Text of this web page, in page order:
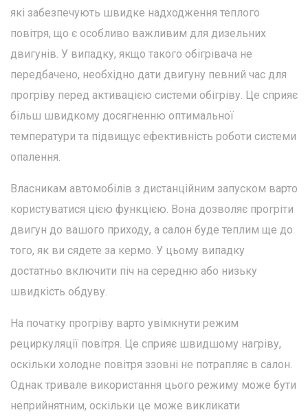
які забезпечують швидке надходження теплого
повітря, що є особливо важливим для дизельних
двигунів. У випадку, якщо такого обігрівача не
передбачено, необхідно дати двигуну певний час для
прогріву перед активацією системи обігріву. Це сприяє
більш швидкому досягненню оптимальної
температури та підвищує ефективність роботи системи
опалення.
Власникам автомобілів з дистанційним запуском варто
користуватися цією функцією. Вона дозволяє прогріти
двигун до вашого приходу, а салон буде теплим ще до
того, як ви сядете за кермо. У цьому випадку
достатньо включити піч на середню або низьку
швидкість обдуву.
На початку прогріву варто увімкнути режим
рециркуляції повітря. Це сприяє швидшому нагріву,
оскільки холодне повітря ззовні не потрапляє в салон.
Однак тривале використання цього режиму може бути
неприйнятним, оскільки це може викликати